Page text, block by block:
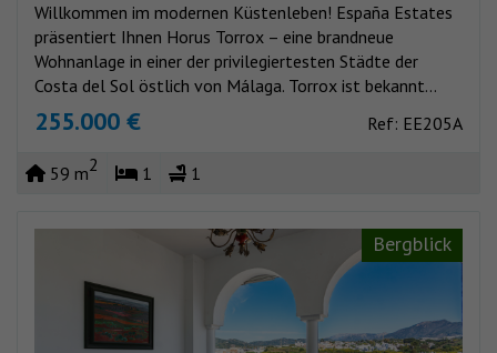
Meerblick
Bergblick
Willkommen im modernen Küstenleben! España Estates
präsentiert Ihnen Horus Torrox – eine brandneue
Wohnanlage in einer der privilegiertesten Städte der
Costa del Sol östlich von Málaga. Torrox ist bekannt...
255.000 € Ref: EE205A
59 m2 1 1
Bergblick